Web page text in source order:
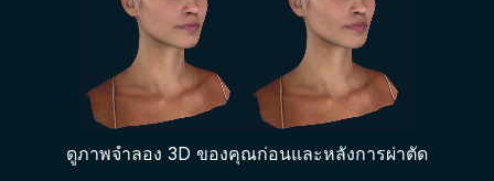
บ้านของหมอผ่าตัด
แพลตฟอร์มธุรกิจ 3D
แผน
ดูภาพจำลอง 3D ของคุณก่อนและหลังการผ่าตัด